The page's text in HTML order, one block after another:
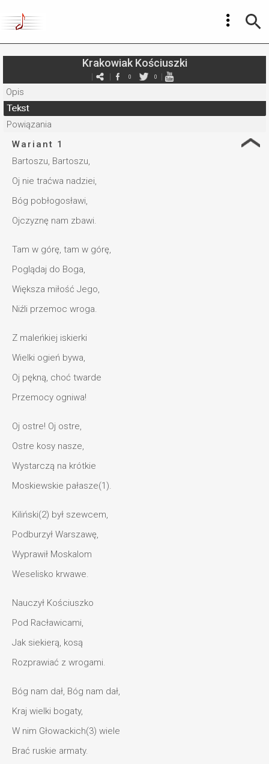
Krakowiak Kościuszki
0 0
Opis
Tekst
Powiązania
Wariant 1
Bartoszu, Bartoszu,
Oj nie traćwa nadziei,
Bóg pobłogosławi,
Ojczyznę nam zbawi.
Tam w górę, tam w górę,
Poglądaj do Boga,
Większa miłość Jego,
Niźli przemoc wroga.
Z maleńkiej iskierki
Wielki ogień bywa,
Oj pękną, choć twarde
Przemocy ogniwa!
Oj ostre! Oj ostre,
Ostre kosy nasze,
Wystarczą na krótkie
Moskiewskie pałasze(1).
Kiliński(2) był szewcem,
Podburzył Warszawę,
Wyprawił Moskalom
Weselisko krwawe.
Nauczył Kościuszko
Pod Racławicami,
Jak siekierą, kosą
Rozprawiać z wrogami.
Bóg nam dał, Bóg nam dał,
Kraj wielki bogaty,
W nim Głowackich(3) wiele
Brać ruskie armaty.